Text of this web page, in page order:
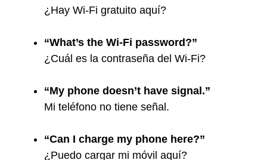
¿Hay Wi-Fi gratuito aquí?
“What’s the Wi-Fi password?”
¿Cuál es la contraseña del Wi-Fi?
“My phone doesn’t have signal.”
Mi teléfono no tiene señal.
“Can I charge my phone here?”
¿Puedo cargar mi móvil aquí?